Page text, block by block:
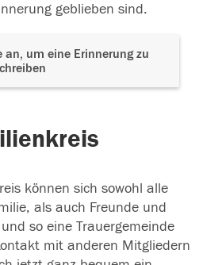
geblieben sind.
an, um eine Erinnerung zu
können sich sowohl alle
als auch Freunde und
so eine Trauergemeinde
mit anderen Mitgliedern